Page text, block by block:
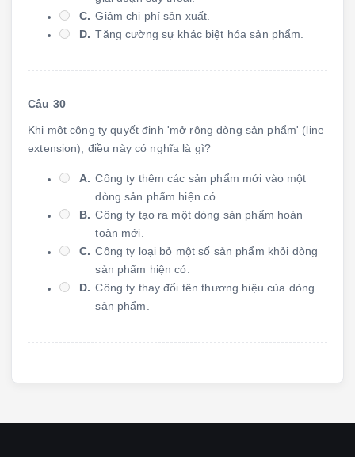
C. Giảm chi phí sản xuất.
D. Tăng cường sự khác biệt hóa sản phẩm.
Câu 30
Khi một công ty quyết định 'mở rộng dòng sản phẩm' (line
extension), điều này có nghĩa là gì?
A. Công ty thêm các sản phẩm mới vào một
dòng sản phẩm hiện có.
B. Công ty tạo ra một dòng sản phẩm hoàn
toàn mới.
C. Công ty loại bỏ một số sản phẩm khỏi dòng
sản phẩm hiện có.
D. Công ty thay đổi tên thương hiệu của dòng
sản phẩm.